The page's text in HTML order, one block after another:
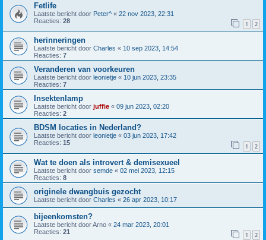
Fetlife
Laatste bericht door Peter^ « 22 nov 2023, 22:31
Reacties: 28 1 2
herinneringen
Laatste bericht door Charles « 10 sep 2023, 14:54
Reacties: 7
Veranderen van voorkeuren
Laatste bericht door leonietje « 10 jun 2023, 23:35
Reacties: 7
Insektenlamp
Laatste bericht door juffie « 09 jun 2023, 02:20
Reacties: 2
BDSM locaties in Nederland?
Laatste bericht door leonietje « 03 jun 2023, 17:42
Reacties: 15 1 2
Wat te doen als introvert & demisexueel
Laatste bericht door semde « 02 mei 2023, 12:15
Reacties: 8
originele dwangbuis gezocht
Laatste bericht door Charles « 26 apr 2023, 10:17
bijeenkomsten?
Laatste bericht doorArno « 24 mar 2023, 20:01
Reacties: 21 1 2